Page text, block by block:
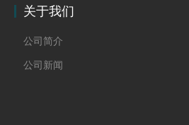
关于我们
公司简介
公司新闻